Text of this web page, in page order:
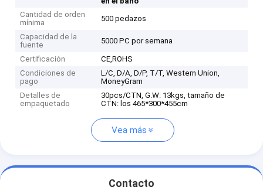
Cantidad de orden
mínima
500 pedazos
Capacidad de la
fuente
5000 PC por semana
Certificación
CE,ROHS
Condiciones de
pago
L/C, D/A, D/P, T/T, Western Union,
MoneyGram
Detalles de
empaquetado
30pcs/CTN, G.W: 13kgs, tamaño de
CTN: los 465*300*455cm
Vea más
Contacto